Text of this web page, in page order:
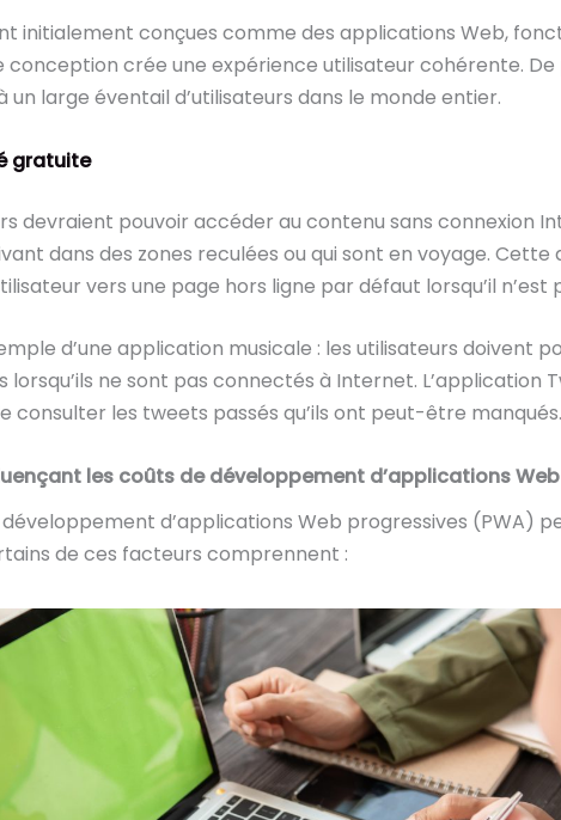
initialement conçues comme des applications Web,
crée une expérience utilisateur cohérente.
un large éventail d’utilisateurs dans le monde entier.
gratuite
devraient pouvoir accéder au contenu sans connexion
dans des zones reculées ou qui sont en voyage.
vers une page hors ligne par défaut lorsqu’il n’est
d’une application musicale : les utilisateurs doivent
lorsqu’ils ne sont pas connectés à Internet.
consulter les tweets passés qu’ils ont peut-être manqués.
les coûts de développement d’applications
développement d’applications Web progressives
de ces facteurs comprennent :